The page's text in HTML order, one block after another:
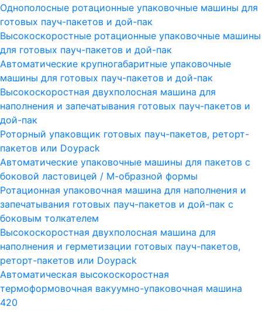
Однополосные ротационные упаковочные машины для
готовых пауч-пакетов и дой-пак
Высокоскоростные ротационные упаковочные машины
для готовых пауч-пакетов и дой-пак
Автоматические крупногабаритные упаковочные
машины для готовых пауч-пакетов и дой-пак
Высокоскоростная двухполосная машина для
наполнения и запечатывания готовых пауч-пакетов и
дой-пак
Роторный упаковщик готовых пауч-пакетов, реторт-
пакетов или Doypack
Автоматические упаковочные машины для пакетов с
боковой ластовицей / М-образной формы
Ротационная упаковочная машина для наполнения и
запечатывания готовых пауч-пакетов и дой-пак с
боковым толкателем
Высокоскоростная двухполосная машина для
наполнения и герметизации готовых пауч-пакетов,
реторт-пакетов или Doypack
Автоматическая высокоскоростная
термоформовочная вакуумно-упаковочная машина
420